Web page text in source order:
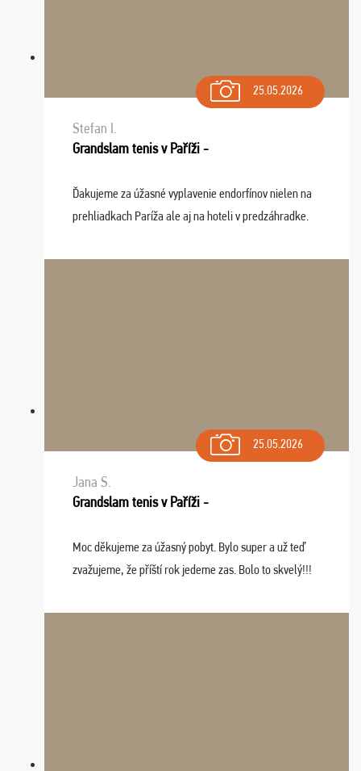
25.05.2026
Stefan I.
Grandslam tenis v Paříži -
Ďakujeme za úžasné vyplavenie endorfínov nielen na
prehliadkach Paríža ale aj na hoteli v predzáhradke.
spomínať a zväžujeme repete budúci rok : ...
25.05.2026
Jana S.
Grandslam tenis v Paříži -
Moc děkujeme za úžasný pobyt. Bylo super a už teď
zvažujeme, že příští rok jedeme zas. Bolo to skvelý!!!